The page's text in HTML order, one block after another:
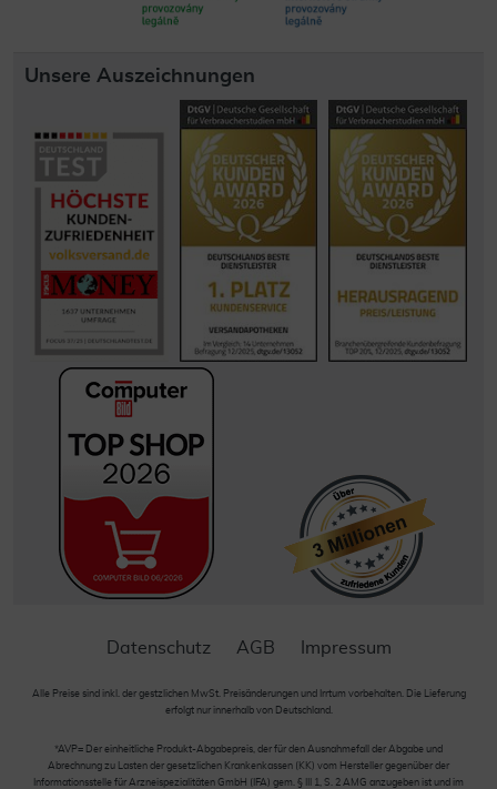
Unsere Auszeichnungen
Datenschutz AGB Impressum
Alle Preise sind inkl. der gestzlichen MwSt. Preisänderungen und Irrtum vorbehalten. Die Lieferung
erfolgt nur innerhalb von Deutschland.
*AVP= Der einheitliche Produkt-Abgabepreis, der für den Ausnahmefall der Abgabe und
Abrechnung zu Lasten der gesetzlichen Krankenkassen (KK) vom Hersteller gegenüber der
Informationsstelle für Arzneispezialitäten GmbH (IFA) gem. § III 1, S. 2 AMG anzugeben ist und im